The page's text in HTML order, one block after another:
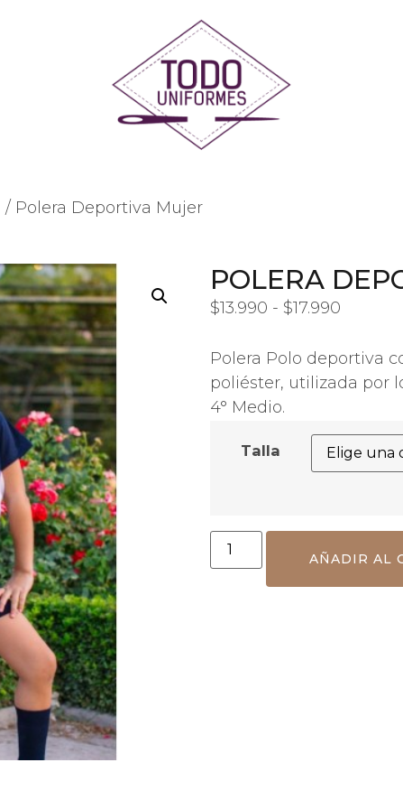
/ Polera Deportiva Mujer
POLERA
$13.990 - $17.990
Polera Polo deportiva
poliéster, utilizada por
4° Medio.
Talla
AÑADIR AL